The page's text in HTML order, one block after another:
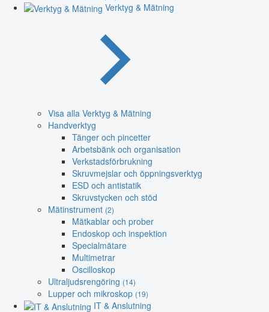
Verktyg & Mätning
Visa alla Verktyg & Mätning
Handverktyg
Tänger och pincetter
Arbetsbänk och organisation
Verkstadsförbrukning
Skruvmejslar och öppningsverktyg
ESD och antistatik
Skruvstycken och stöd
Mätinstrument (2)
Mätkablar och prober
Endoskop och inspektion
Specialmätare
Multimetrar
Oscilloskop
Ultraljudsrengöring (14)
Lupper och mikroskop (19)
IT & Anslutning